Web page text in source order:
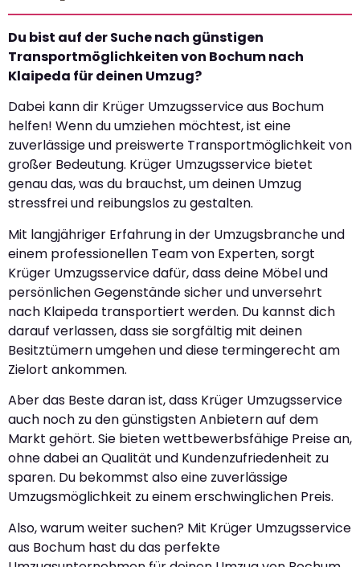
Du bist auf der Suche nach günstigen
Transportmöglichkeiten von Bochum nach
Klaipeda für deinen Umzug?
Dabei kann dir Krüger Umzugsservice aus Bochum
helfen! Wenn du umziehen möchtest, ist eine
zuverlässige und preiswerte Transportmöglichkeit von
großer Bedeutung. Krüger Umzugsservice bietet
genau das, was du brauchst, um deinen Umzug
stressfrei und reibungslos zu gestalten.
Mit langjähriger Erfahrung in der Umzugsbranche und
einem professionellen Team von Experten, sorgt
Krüger Umzugsservice dafür, dass deine Möbel und
persönlichen Gegenstände sicher und unversehrt
nach Klaipeda transportiert werden. Du kannst dich
darauf verlassen, dass sie sorgfältig mit deinen
Besitztümern umgehen und diese termingerecht am
Zielort ankommen.
Aber das Beste daran ist, dass Krüger Umzugsservice
auch noch zu den günstigsten Anbietern auf dem
Markt gehört. Sie bieten wettbewerbsfähige Preise an,
ohne dabei an Qualität und Kundenzufriedenheit zu
sparen. Du bekommst also eine zuverlässige
Umzugsmöglichkeit zu einem erschwinglichen Preis.
Also, warum weiter suchen? Mit Krüger Umzugsservice
aus Bochum hast du das perfekte